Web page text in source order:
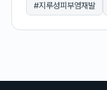
#지루성피부염재발